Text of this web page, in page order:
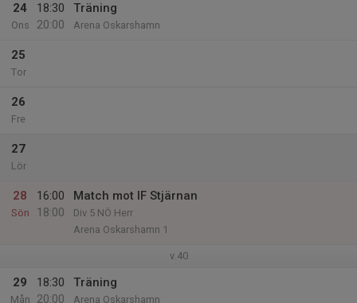
24
Ons
18:30
20:00
Träning
Arena Oskarshamn
25
Tor
26
Fre
27
Lör
28
Sön
16:00
18:00
Match mot IF Stjärnan
Div 5 NÖ Herr
Arena Oskarshamn 1
v.40
29
Mån
18:30
20:00
Träning
Arena Oskarshamn